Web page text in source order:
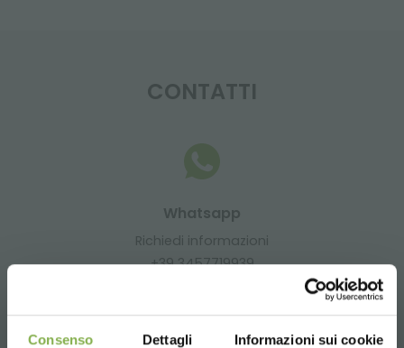
Consenso Dettagli Informazioni sui cookie
CONTATTI
Whatsapp
Richiedi informazioni
+39 3457719939